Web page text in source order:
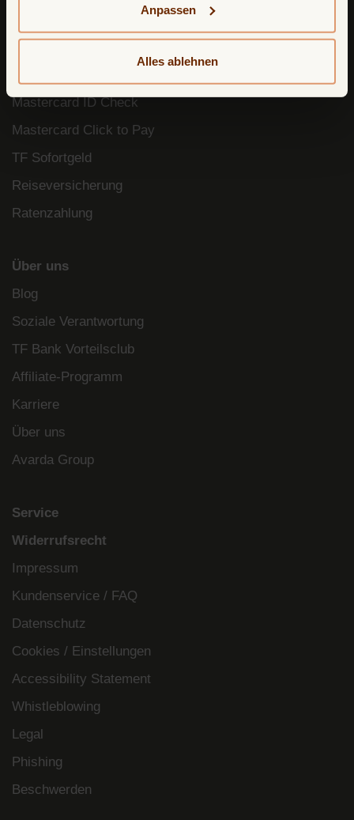
Anpassen
Alles ablehnen
Mastercard ID Check
Mastercard Click to Pay
TF Sofortgeld
Reiseversicherung
Ratenzahlung
Über uns
Blog
Soziale Verantwortung
TF Bank Vorteilsclub
Affiliate-Programm
Karriere
Über uns
Avarda Group
Service
Widerrufsrecht
Impressum
Kundenservice / FAQ
Datenschutz
Cookies / Einstellungen
Accessibility Statement
Whistleblowing
Legal
Phishing
Beschwerden